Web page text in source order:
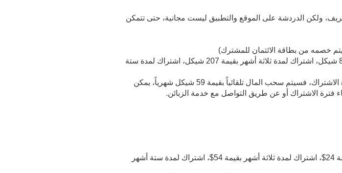
ولكن الدردشة على الموقع والتطبيق ليست مجانية، حتى تتمكن
خصمه من بطاقة الائتمان للمشترك)
يمكن للمشترك اختيار فترة الاشترك: اشتراك شهري بقيمة 89 شيكل، اشتراك لمدة ثلاثة أشهر بقيمة 207 شيكل، اشتراك لمدة ستة
في حال لم يتم إلغاء التجديد التلقائي للاشتراك قبل انتهاء فترة الاشتراك، فسيتم سحب المال تلقائياً بقيمة 59 شيكل شهرياً، يمكن
فترة الاشتراك أو عن طريق التواصل مع خدمة الزبائن.
يمكن للمشترك اختيار طرق الدفع التالية: اشتراك شهري بقيمة 24$، اشتراك لمدة ثلاثة أشهر بقيمة 54$، اشتراك لمدة ستة أشهر